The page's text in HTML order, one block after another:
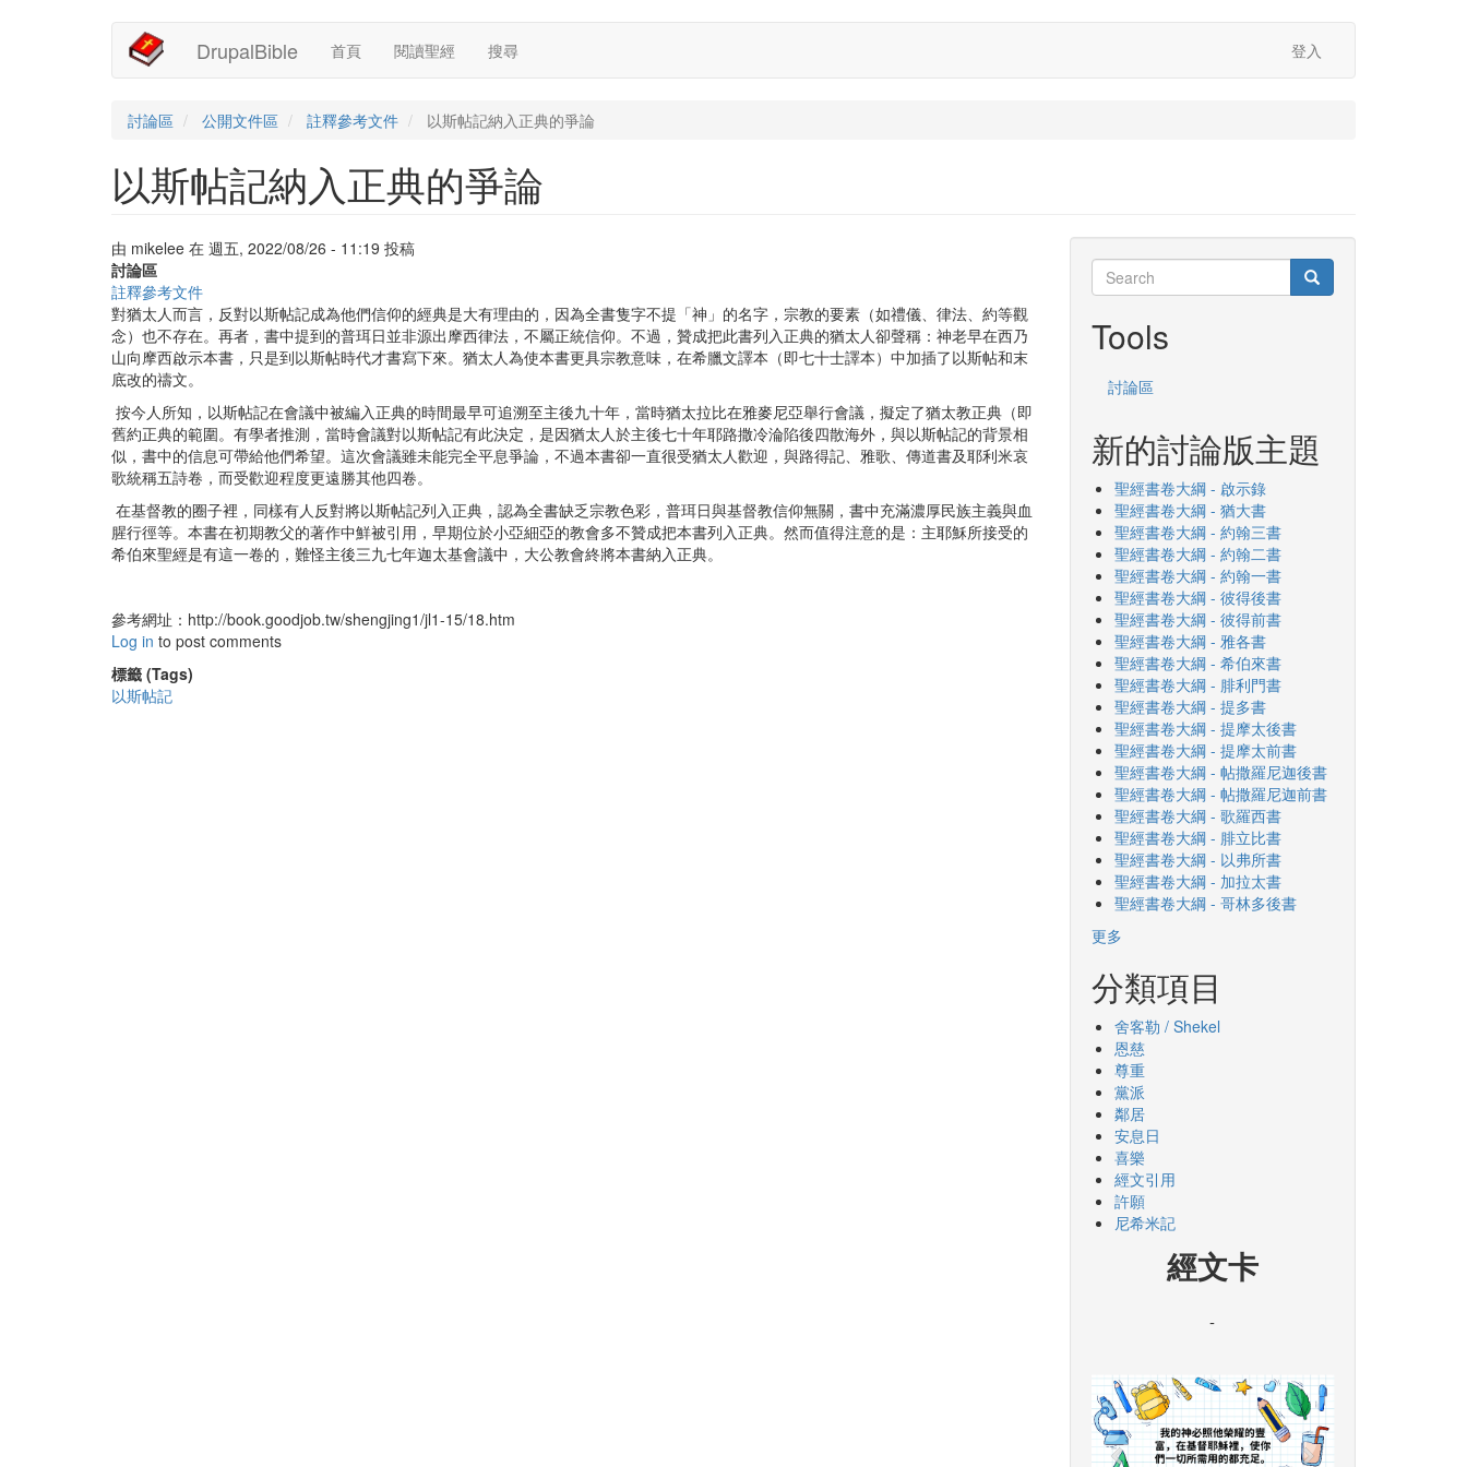
DrupalBible
Main
navigation
首頁 閱讀聖經 搜尋
User
account
menu
登入
討論區 公開文件區 註釋參考文件 以斯帖記納入正典的爭論
以斯帖記納入正典的爭論
由 mikelee 在 週五, 2022/08/26 - 11:19 投稿
討論區
註釋參考文件
對猶太人而言，反對以斯帖記成為他們信仰的經典是大有理由的，因為全書隻字不提「神」的名字，宗教的要素（如禮儀、律法、約等觀
念）也不存在。再者，書中提到的普珥日並非源出摩西律法，不屬正統信仰。不過，贊成把此書列入正典的猶太人卻聲稱：神老早在西乃
山向摩西啟示本書，只是到以斯帖時代才書寫下來。猶太人為使本書更具宗教意味，在希臘文譯本（即七十士譯本）中加插了以斯帖和末
底改的禱文。
按今人所知，以斯帖記在會議中被編入正典的時間最早可追溯至主後九十年，當時猶太拉比在雅麥尼亞舉行會議，擬定了猶太教正典（即
舊約正典的範圍。有學者推測，當時會議對以斯帖記有此決定，是因猶太人於主後七十年耶路撒冷淪陷後四散海外，與以斯帖記的背景相
似，書中的信息可帶給他們希望。這次會議雖未能完全平息爭論，不過本書卻一直很受猶太人歡迎，與路得記、雅歌、傳道書及耶利米哀
歌統稱五詩卷，而受歡迎程度更遠勝其他四卷。
在基督教的圈子裡，同樣有人反對將以斯帖記列入正典，認為全書缺乏宗教色彩，普珥日與基督教信仰無關，書中充滿濃厚民族主義與血
腥行徑等。本書在初期教父的著作中鮮被引用，早期位於小亞細亞的教會多不贊成把本書列入正典。然而值得注意的是：主耶穌所接受的
希伯來聖經是有這一卷的，難怪主後三九七年迦太基會議中，大公教會終將本書納入正典。
參考網址：http://book.goodjob.tw/shengjing1/jl1-15/18.htm
Log in to post comments
標籤 (Tags)
以斯帖記
Search
Search Search
Tools
討論區
新的討論版主題
聖經書卷大綱 - 啟示錄
聖經書卷大綱 - 猶大書
聖經書卷大綱 - 約翰三書
聖經書卷大綱 - 約翰二書
聖經書卷大綱 - 約翰一書
聖經書卷大綱 - 彼得後書
聖經書卷大綱 - 彼得前書
聖經書卷大綱 - 雅各書
聖經書卷大綱 - 希伯來書
聖經書卷大綱 - 腓利門書
聖經書卷大綱 - 提多書
聖經書卷大綱 - 提摩太後書
聖經書卷大綱 - 提摩太前書
聖經書卷大綱 - 帖撒羅尼迦後書
聖經書卷大綱 - 帖撒羅尼迦前書
聖經書卷大綱 - 歌羅西書
聖經書卷大綱 - 腓立比書
聖經書卷大綱 - 以弗所書
聖經書卷大綱 - 加拉太書
聖經書卷大綱 - 哥林多後書
更多
分類項目
舍客勒 / Shekel
恩慈
尊重
黨派
鄰居
安息日
喜樂
經文引用
許願
尼希米記
經文卡
-